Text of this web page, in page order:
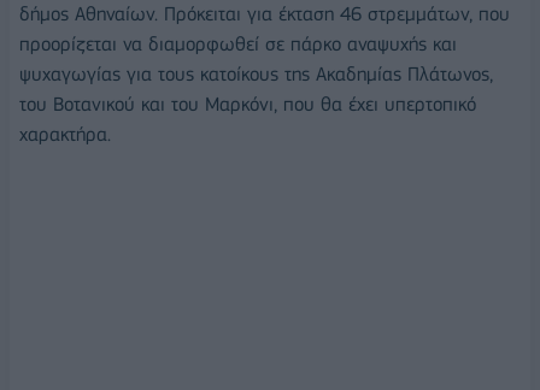
δήμος Αθηναίων. Πρόκειται για έκταση 46 στρεμμάτων, που
προορίζεται να διαμορφωθεί σε πάρκο αναψυχής και
ψυχαγωγίας για τους κατοίκους της Ακαδημίας Πλάτωνος,
του Βοτανικού και του Μαρκόνι, που θα έχει υπερτοπικό
χαρακτήρα.